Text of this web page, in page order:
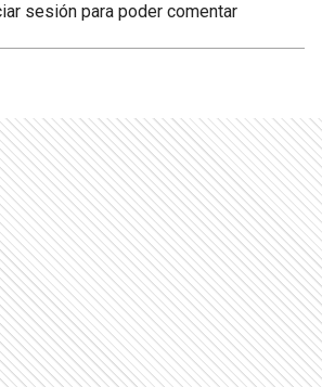
sesión para poder comentar